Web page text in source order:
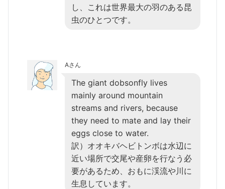
し、これは世界最大の羽のある昆
虫のひとつです。
Aさん
The giant dobsonfly lives
mainly around mountain
streams and rivers, because
they need to mate and lay their
eggs close to water.
訳）オオキバヘビトンボは水辺に
近い場所で交尾や産卵を行なう必
要があるため、おもに渓流や川に
生息しています。